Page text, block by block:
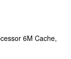
6M Cache,